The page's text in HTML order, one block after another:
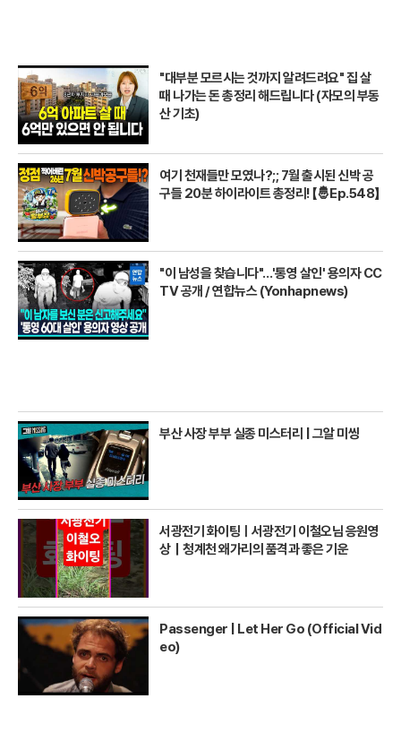
"대부분 모르시는 것까지 알려드려요" 집 살
때 나가는 돈 총정리 해드립니다 (자모의 부동
산 기초)
여기 천재들만 모였나?;; 7월 출시된 신박 공
구들 20분 하이라이트 총정리! 【🤴Ep.548】
"이 남성을 찾습니다"…'통영 살인' 용의자 CC
TV 공개 / 연합뉴스 (Yonhapnews)
부산 사장 부부 실종 미스터리 | 그알 미씽
서광전기 화이팅ㅣ서광전기 이철오님 응원영
상｜청계천 왜가리의 품격과 좋은 기운
Passenger | Let Her Go (Official Vid
eo)